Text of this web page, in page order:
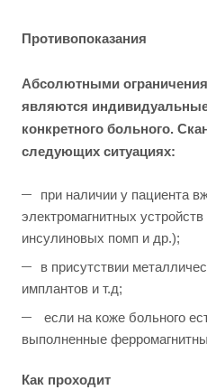
Противопоказания
Абсолютными
являются
конкретного больного.
следующих ситуациях:
при наличии у пациента
электромагнитных
инсулиновых помп и др.);
в присутствии
имплантов и т.д;
если на коже больного
выполненные
Как проходит